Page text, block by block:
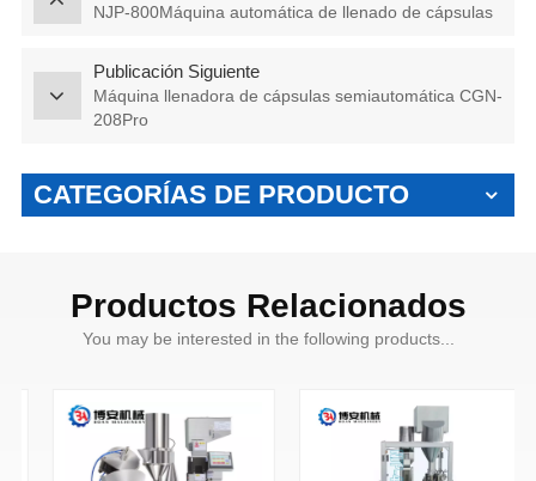
NJP-800Máquina automática de llenado de cápsulas
Publicación Siguiente
Máquina llenadora de cápsulas semiautomática CGN-
208Pro
CATEGORÍAS DE PRODUCTO
Productos Relacionados
You may be interested in the following products...